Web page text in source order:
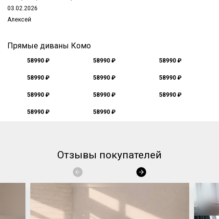
03.02.2026
Алексей
Прямые диваны Комо
58990 ₽ 58990 ₽ 58990 ₽
58990 ₽ 58990 ₽ 58990 ₽
58990 ₽ 58990 ₽ 58990 ₽
58990 ₽ 58990 ₽
Отзывы покупателей